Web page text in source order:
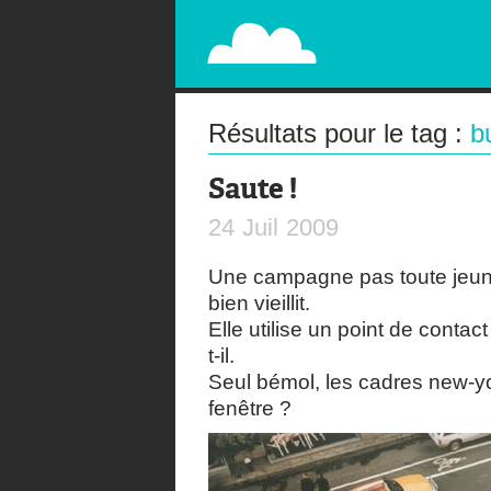
PAPERPLANE
STREET, AMBIENT, GUÉRILLA MARKETING
Résultats pour le tag :
Saute !
24 Juil 2009
Une campagne pas toute
bien vieillit.
Elle utilise un point de
t-il.
Seul bémol, les cadres new-
fenêtre ?